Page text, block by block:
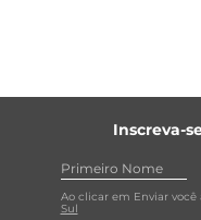
Inscreva-
Ao clicar em Enviar você
Sul